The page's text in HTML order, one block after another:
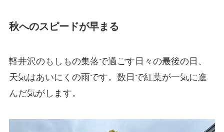
秋へのスピードが早まる
軽井沢のもしもの集落で過ごす日々の最後の日、
天気はあいにくの雨です。数日で紅葉が一気に進
んだ気がします。